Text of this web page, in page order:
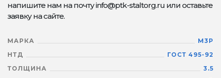
напишите нам на почту info@ptk-staltorg.ru или оставьте
заявку на сайте.
МАРКА
М3Р
НТД
ГОСТ 495-92
ТОЛЩИНА
3.5